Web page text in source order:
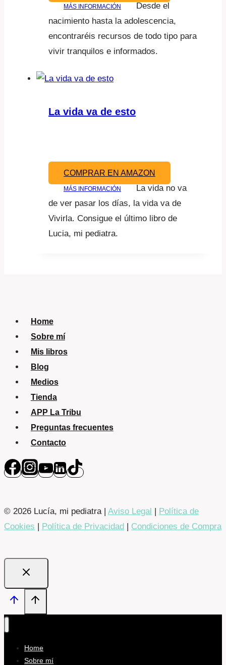
MÁS INFORMACIÓN
Desde el
nacimiento hasta la adolescencia,
encontraréis recursos de todo tipo para
vivir tranquilos e informados.
La vida va de esto
COMPRAR EN AMAZON
MÁS INFORMACIÓN
La vida no va
de ver pasar los días, la vida va de
Vivirla. Consigue el último libro de
Lucia, mi pediatra.
Home
Sobre mí
Mis libros
Blog
Medios
Tienda
APP La Tribu
Preguntas frecuentes
Contacto
© 2026 Lucía, mi pediatra | Aviso Legal | Política de
Cookies | Política de Privacidad | Condiciones de Compra
Home
Sobre mí